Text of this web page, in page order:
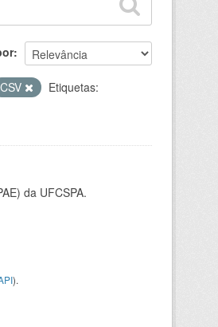
CSV
Etiquetas:
da UFCSPA.
).